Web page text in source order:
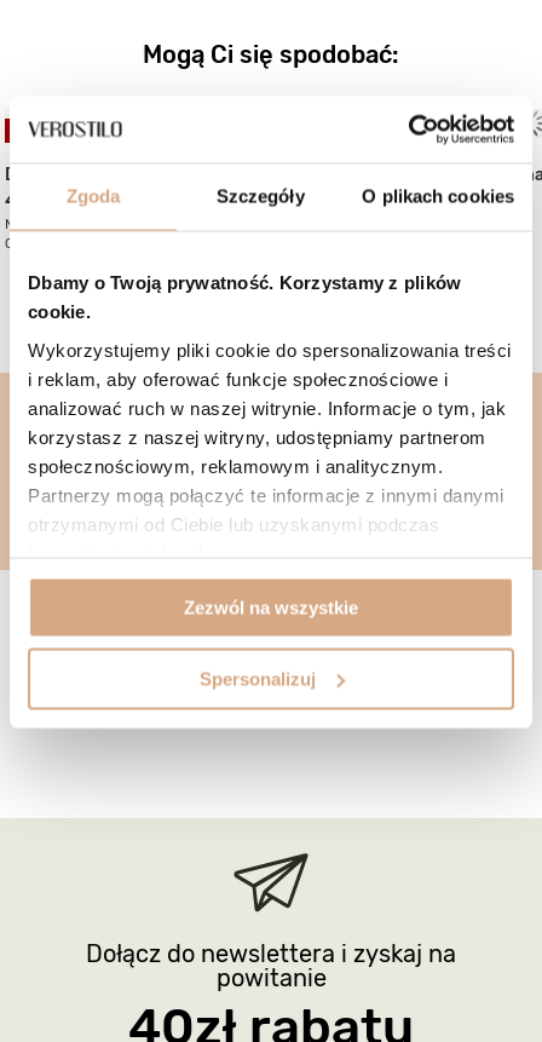
Zgoda Szczegóły O plikach cookies
Dbamy o Twoją prywatność. Korzystamy z plików
cookie.
Wykorzystujemy pliki cookie do spersonalizowania treści
i reklam, aby oferować funkcje społecznościowe i
analizować ruch w naszej witrynie. Informacje o tym, jak
korzystasz z naszej witryny, udostępniamy partnerom
społecznościowym, reklamowym i analitycznym.
Partnerzy mogą połączyć te informacje z innymi danymi
otrzymanymi od Ciebie lub uzyskanymi podczas
Zezwól na wszystkie
Spersonalizuj
Mogą Ci się spodobać:
OKAZJA
Duża torebka damska
499 zł
Najniższa cena:
Cena regularna:
Duża torebka
599 zł
Klubowicze otrzymują10% zniżki na kolejne
zakupy
KUPUJ TANIEJ
Dołącz do newslettera i zyskaj na
powitanie
40zł rabatu